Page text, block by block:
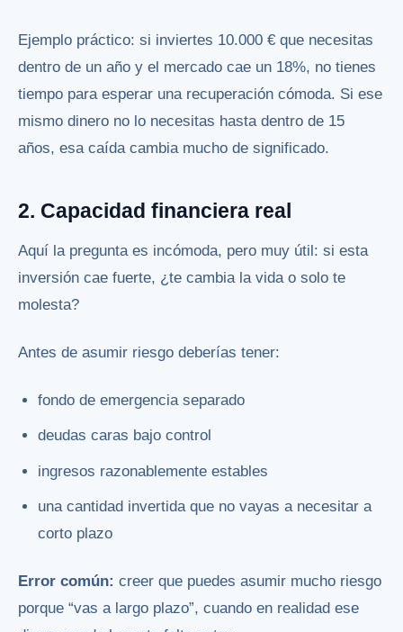
Ejemplo práctico: si inviertes 10.000 € que necesitas
dentro de un año y el mercado cae un 18%, no tienes
tiempo para esperar una recuperación cómoda. Si ese
mismo dinero no lo necesitas hasta dentro de 15
años, esa caída cambia mucho de significado.
2. Capacidad financiera real
Aquí la pregunta es incómoda, pero muy útil: si esta
inversión cae fuerte, ¿te cambia la vida o solo te
molesta?
Antes de asumir riesgo deberías tener:
fondo de emergencia separado
deudas caras bajo control
ingresos razonablemente estables
una cantidad invertida que no vayas a necesitar a
corto plazo
Error común: creer que puedes asumir mucho riesgo
porque “vas a largo plazo”, cuando en realidad ese